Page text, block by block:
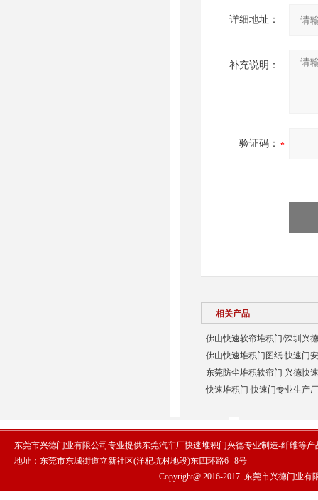
详细地址：
补充说明：
验证码：
相关产品
佛山快速软帘堆积门/深圳兴
佛山快速堆积门图纸 快速门
东莞防尘堆积软帘门 兴德快
快速堆积门 快速门专业生产
东莞市兴德门业有限公司专业提供东莞汽车厂快速堆积门兴德专业制造-纤维等
地址：东莞市东城街道立新社区(洋杞坑村地段)东四环路6--8号
Copyright@ 2016-2017 东莞市兴德门业有